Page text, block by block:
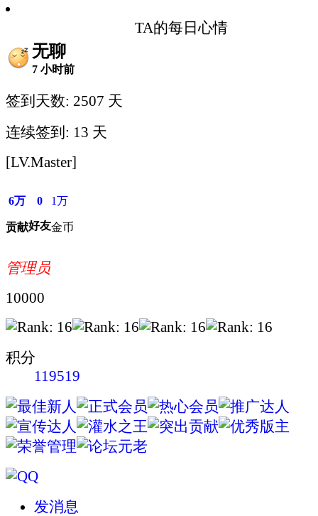
TA的每日心情
无聊
7 小时前
签到天数: 2507 天
连续签到: 13 天
[LV.Master]
6万
贡献
0
好友
1万
金币
管理员
10000
积分
119519
发消息